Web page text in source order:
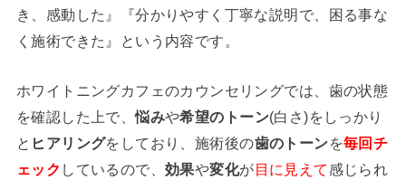
き、感動した』『分かりやすく丁寧な説明で、困る事な
く施術できた』という内容です。
ホワイトニングカフェのカウンセリングでは、歯の状態
を確認した上で、悩みや希望のトーン(白さ)をしっかり
と ヒアリングをしており、施術後の歯のトーンを毎回チ
ェック しているので、効果や変化が 目に見えて感じられ